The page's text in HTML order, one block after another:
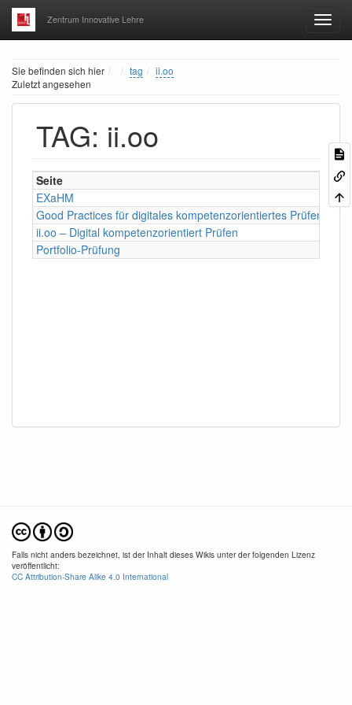
Zentrum Innovative Lehre
Sie befinden sich hier Home
tag
ii.oo
Zuletzt angesehen
TAG: ii.oo
Seite
EXaHM
Good Practices für digitales kompetenzorientiertes Prüfen
ii.oo – Digital kompetenzorientiert Prüfen
Portfolio-Prüfung
Falls nicht anders bezeichnet, ist der Inhalt dieses Wikis unter der folgenden Lizenz
veröffentlicht:
CC Attribution-Share Alike 4.0 International